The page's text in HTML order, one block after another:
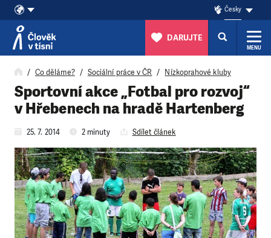
Přeskočit na obsah
Česky
DARUJTE
MENU
Co děláme? Sociální práce v ČR Nízkoprahové kluby
Sportovní akce „Fotbal pro rozvoj“
v Hřebenech na hradě Hartenberg
25. 7. 2014 2 minuty Sdílet článek